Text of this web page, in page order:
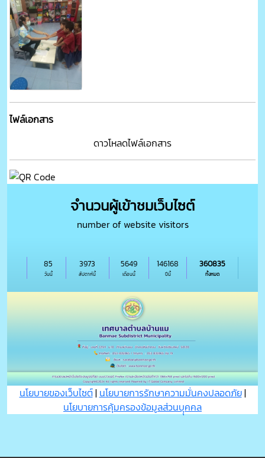
ไฟล์เอกสาร
ดาวโหลดไฟล์เอกสาร
จำนวนผู้เข้าชมเว็บไซต์
number of website visitors
วันนี้
85
สัปดาห์นี้
3973
เดือนนี้
5649
ปีนี้
146168
ทั้งหมด
360835
นโยบายของเว็บไซต์| นโยบายการรักษาความมั่นคงปลอดภัย|
นโยบายการคุ้มครองข้อมูลส่วนบุุคคล